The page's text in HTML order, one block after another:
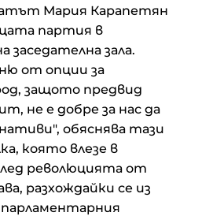
Мария Карапетян
партия в
заседателна зала.
от опции за
защото предвид
не е добре за нас да
обяснява тази
която влезе в
революцията от
разхождайки се из